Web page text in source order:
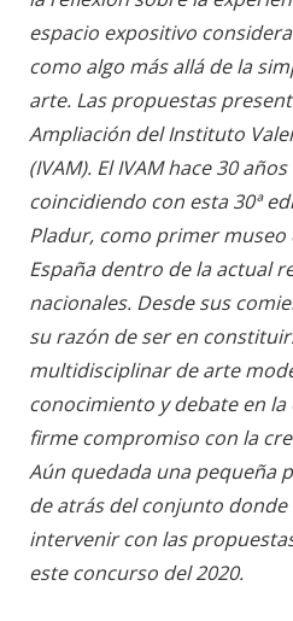
espacio expositivo
como algo más allá de la
arte. Las propuestas
Ampliación del Instituto
(IVAM). El IVAM hace 30
coincidiendo con esta 30ª
Pladur, como primer
España dentro de la actual
nacionales. Desde sus
su razón de ser en
multidisciplinar de arte
conocimiento y debate en
firme compromiso con la
Aún quedada una pequeña
de atrás del conjunto donde
intervenir con las
este concurso del 2020.